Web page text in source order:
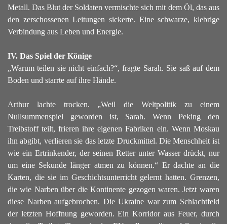
Metall. Das Blut der Soldaten vermischte sich mit dem Öl, das aus
den zerschossenen Leitungen sickerte. Eine schwarze, klebrige
Verbindung aus Leben und Energie.
IV. Das Spiel der Könige
„Warum teilen sie nicht einfach?“, fragte Sarah. Sie saß auf dem
Boden und starrte auf ihre Hände.
Arthur lachte trocken. „Weil die Weltpolitik zu einem
Nullsummenspiel geworden ist, Sarah. Wenn Peking den
Treibstoff teilt, frieren ihre eigenen Fabriken ein. Wenn Moskau
ihn abgibt, verlieren sie das letzte Druckmittel. Die Menschheit ist
wie ein Ertrinkender, der seinen Retter unter Wasser drückt, nur
um eine Sekunde länger atmen zu können.“ Er dachte an die
Karten, die sie im Geschichtsunterricht gelernt hatten. Grenzen,
die wie Narben über die Kontinente gezogen waren. Jetzt waren
diese Narben aufgebrochen. Die Ukraine war zum Schlachtfeld
der letzten Hoffnung geworden. Ein Korridor aus Feuer, durch